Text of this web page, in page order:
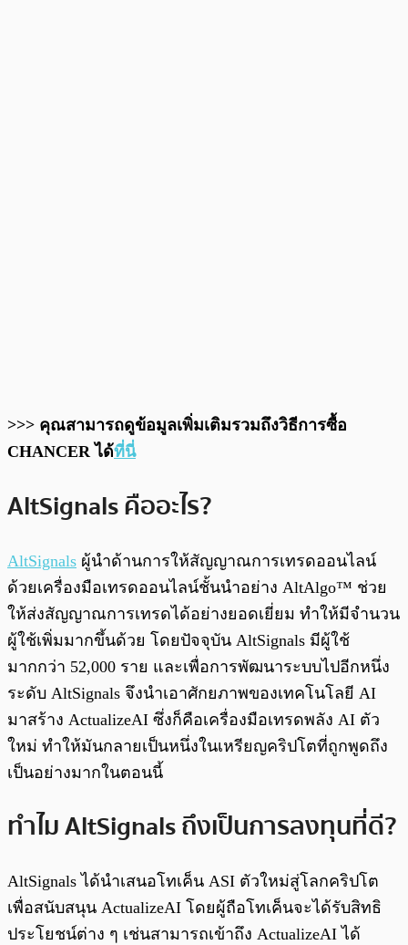
>>> คุณสามารถดูข้อมูลเพิ่มเติมรวมถึงวิธีการซื้อ
CHANCER ได้ที่นี่
AltSignals คืออะไร?
AltSignals ผู้นำด้านการให้สัญญาณการเทรดออนไลน์
ด้วยเครื่องมือเทรดออนไลน์ชั้นนำอย่าง AltAlgo™ ช่วย
ให้ส่งสัญญาณการเทรดได้อย่างยอดเยี่ยม ทำให้มีจำนวน
ผู้ใช้เพิ่มมากขึ้นด้วย โดยปัจจุบัน AltSignals มีผู้ใช้
มากกว่า 52,000 ราย และเพื่อการพัฒนาระบบไปอีกหนึ่ง
ระดับ AltSignals จึงนำเอาศักยภาพของเทคโนโลยี AI
มาสร้าง ActualizeAI ซึ่งก็คือเครื่องมือเทรดพลัง AI ตัว
ใหม่ ทำให้มันกลายเป็นหนึ่งในเหรียญคริปโตที่ถูกพูดถึง
เป็นอย่างมากในตอนนี้
ทำไม AltSignals ถึงเป็นการลงทุนที่ดี?
AltSignals ได้นำเสนอโทเค็น ASI ตัวใหม่สู่โลกคริปโต
เพื่อสนับสนุน ActualizeAI โดยผู้ถือโทเค็นจะได้รับสิทธิ
ประโยชน์ต่าง ๆ เช่นสามารถเข้าถึง ActualizeAI ได้